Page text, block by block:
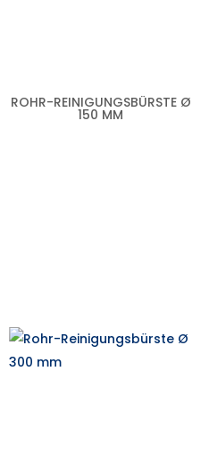
ROHR-REINIGUNGSBÜRSTE Ø
150 MM